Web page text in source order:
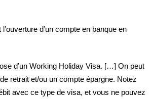
d’un compte en banque en
d’un Working Holiday Visa. […] On peut
retrait et/ou un compte épargne. Notez
avec ce type de visa, et vous ne pouvez